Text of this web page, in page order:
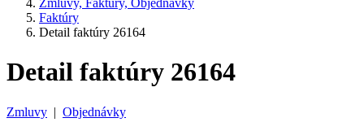
Zmluvy, Faktúry, Objednávky
Faktúry
Detail faktúry 26164
Detail faktúry 26164
Zmluvy | Objednávky